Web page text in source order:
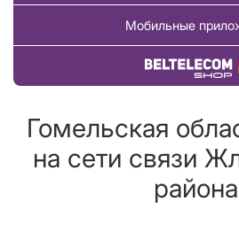
Мобильные
Купить товар
Гомельская
на сети связи